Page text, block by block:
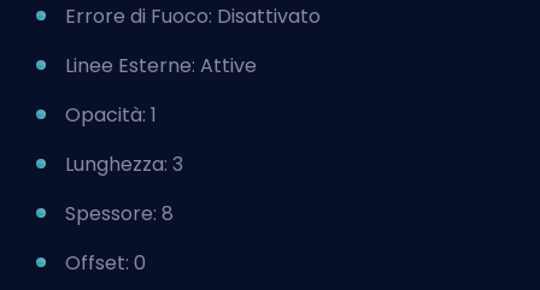
Errore di Fuoco: Disattivato
Linee Esterne: Attive
Opacità: 1
Lunghezza: 3
Spessore: 8
Offset: 0